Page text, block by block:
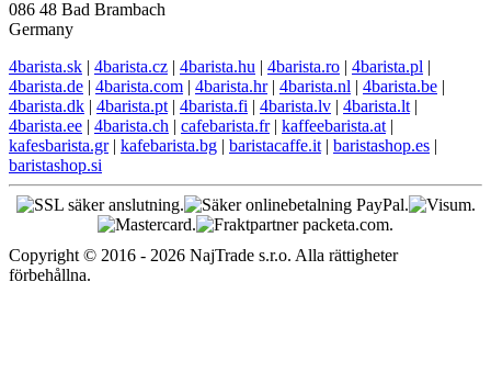
086 48 Bad Brambach
Germany
4barista.sk | 4barista.cz | 4barista.hu | 4barista.ro | 4barista.pl |
4barista.de | 4barista.com | 4barista.hr| 4barista.nl | 4barista.be |
4barista.dk | 4barista.pt | 4barista.fi | 4barista.lv | 4barista.lt |
4barista.ee | 4barista.ch | cafebarista.fr| kaffeebarista.at |
kafesbarista.gr| kafebarista.bg | baristacaffe.it | baristashop.es |
baristashop.si
Copyright © 2016 - 2026 NajTrade s.r.o. Alla rättigheter
förbehållna.